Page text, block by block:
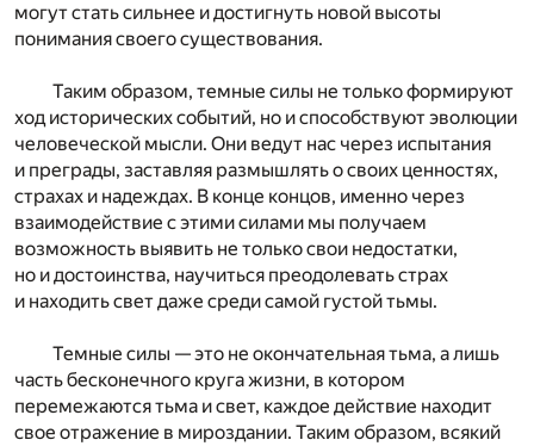
могут стать сильнее и достигнуть новой высоты
понимания своего существования.
Таким образом, темные силы не только формируют
ход исторических событий, но и способствуют эволюции
человеческой мысли. Они ведут нас через испытания
и преграды, заставляя размышлять о своих ценностях,
страхах и надеждах. В конце концов, именно через
взаимодействие с этими силами мы получаем
возможность выявить не только свои недостатки,
но и достоинства, научиться преодолевать страх
и находить свет даже среди самой густой тьмы.
Темные силы — это не окончательная тьма, а лишь
часть бесконечного круга жизни, в котором
перемежаются тьма и свет, каждое действие находит
свое отражение в мироздании. Таким образом, всякий